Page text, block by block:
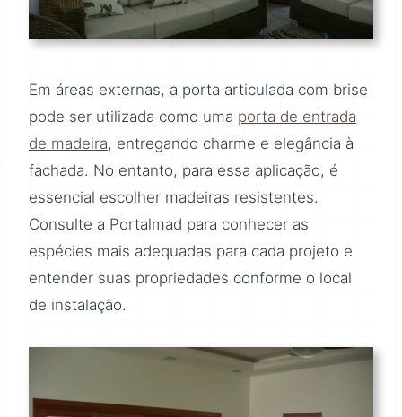
Em áreas externas, a porta articulada com brise
pode ser utilizada como uma porta de entrada
de madeira, entregando charme e elegância à
fachada. No entanto, para essa aplicação, é
essencial escolher madeiras resistentes.
Consulte a Portalmad para conhecer as
espécies mais adequadas para cada projeto e
entender suas propriedades conforme o local
de instalação.